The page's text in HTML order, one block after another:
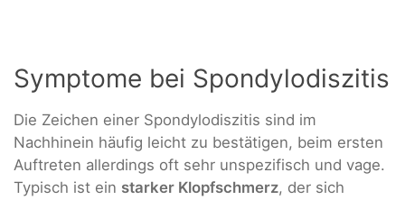
Symptome bei Spondylodiszitis
Die Zeichen einer Spondylodiszitis sind im
Nachhinein häufig leicht zu bestätigen, beim ersten
Auftreten allerdings oft sehr unspezifisch und vage.
Typisch ist ein starker Klopfschmerz, der sich